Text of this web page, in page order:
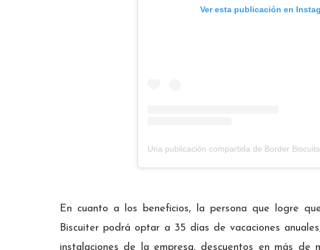
Ver esta publicación en
Una publicación compartida de Border
En cuanto a los beneficios, la persona que logre
Biscuiter podrá optar a 35 días de vacaciones
instalaciones de la empresa, descuentos en más de